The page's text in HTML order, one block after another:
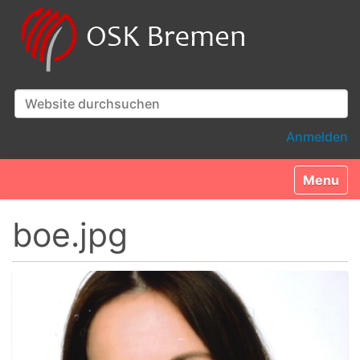
Website durchsuchen
Anmelden
Toggle
boe.jpg